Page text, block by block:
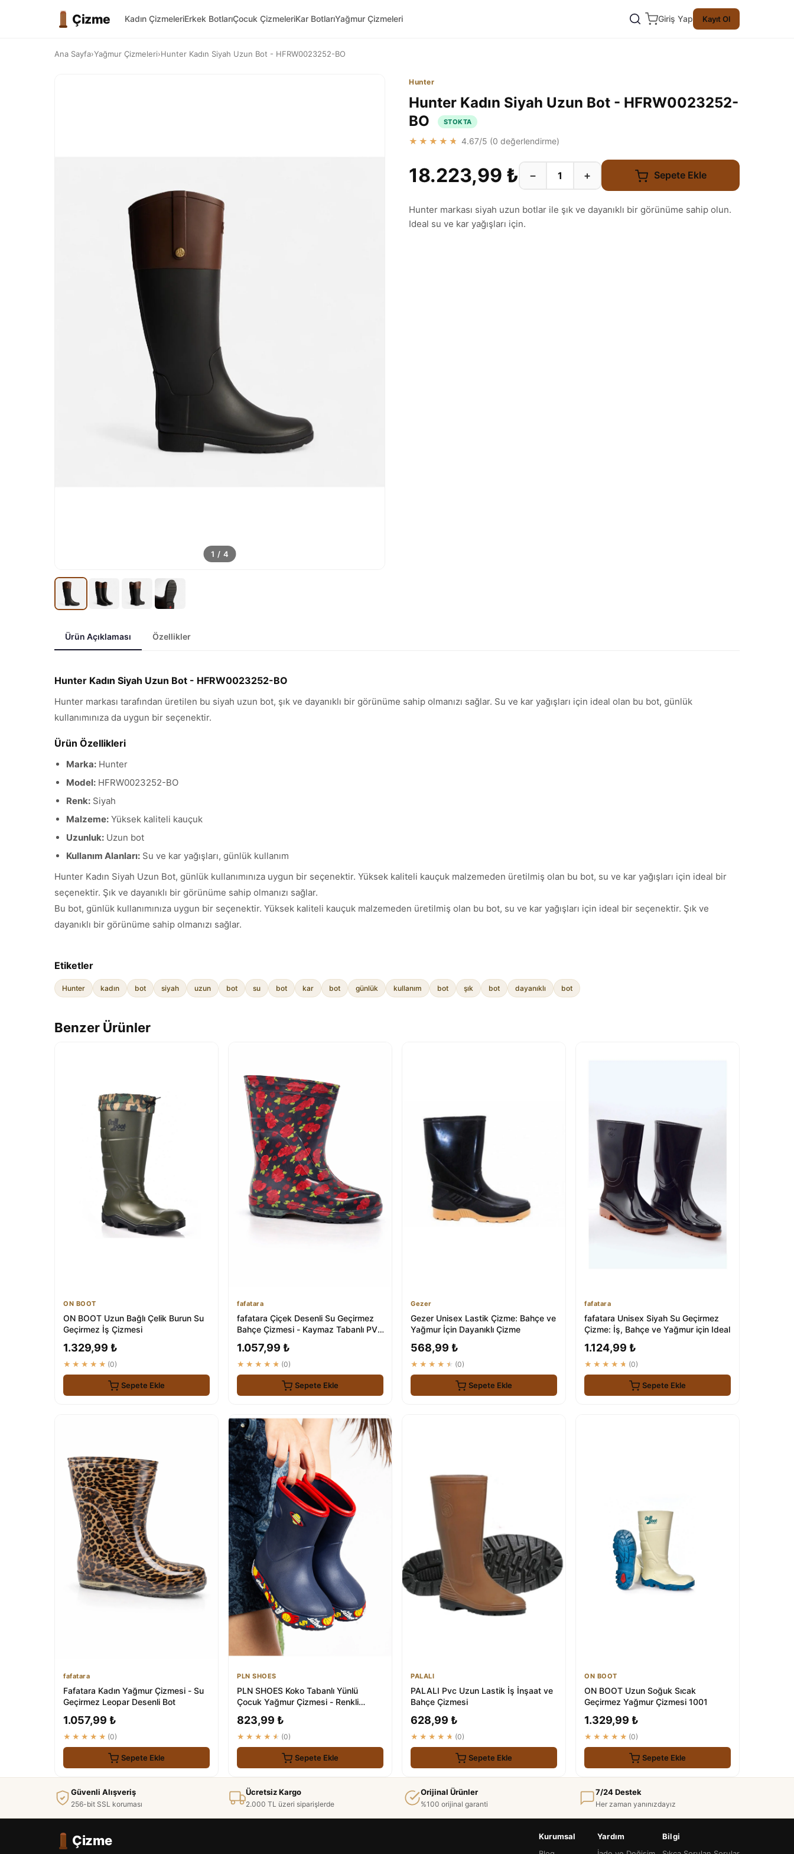
Çizme Kadın ÇizmeleriErkek BotlarıÇocuk ÇizmeleriKar BotlarıYağmur Çizmeleri Giriş Yap Kayıt Ol
Ana Sayfa›Yağmur Çizmeleri›Hunter Kadın Siyah Uzun Bot - HFRW0023252-BO
1 / 4
Hunter
Hunter Kadın Siyah Uzun Bot - HFRW0023252-
BO
STOKTA
★★★★★ 4.67/5 (0 değerlendirme)
18.223,99 ₺ − + Sepete Ekle
Hunter markası siyah uzun botlar ile şık ve dayanıklı bir görünüme sahip olun.
Ideal su ve kar yağışları için.
Ürün Açıklaması Özellikler
Hunter Kadın Siyah Uzun Bot - HFRW0023252-BO
Hunter markası tarafından üretilen bu siyah uzun bot, şık ve dayanıklı bir görünüme sahip olmanızı sağlar. Su ve kar yağışları için ideal olan bu bot, günlük
kullanımınıza da uygun bir seçenektir.
Ürün Özellikleri
Marka: Hunter
Model: HFRW0023252-BO
Renk: Siyah
Malzeme: Yüksek kaliteli kauçuk
Uzunluk: Uzun bot
Kullanım Alanları: Su ve kar yağışları, günlük kullanım
Hunter Kadın Siyah Uzun Bot, günlük kullanımınıza uygun bir seçenektir. Yüksek kaliteli kauçuk malzemeden üretilmiş olan bu bot, su ve kar yağışları için ideal bir
seçenektir. Şık ve dayanıklı bir görünüme sahip olmanızı sağlar.
Bu bot, günlük kullanımınıza uygun bir seçenektir. Yüksek kaliteli kauçuk malzemeden üretilmiş olan bu bot, su ve kar yağışları için ideal bir seçenektir. Şık ve
dayanıklı bir görünüme sahip olmanızı sağlar.
Etiketler
Hunter kadın bot siyah uzun bot su bot kar bot günlük kullanım bot şık bot dayanıklı bot
Benzer Ürünler
ON BOOT
ON BOOT Uzun Bağlı Çelik Burun Su
Geçirmez İş Çizmesi
1.329,99 ₺
★★★★★ (0)
Sepete Ekle
fafatara
fafatara Çiçek Desenli Su Geçirmez
Bahçe Çizmesi - Kaymaz Tabanlı PVC
1.057,99 ₺
★★★★★ (0)
Sepete Ekle
Gezer
Gezer Unisex Lastik Çizme: Bahçe ve
Yağmur İçin Dayanıklı Çizme
568,99 ₺
★★★★★ (0)
Sepete Ekle
fafatara
fafatara Unisex Siyah Su Geçirmez
Çizme: İş, Bahçe ve Yağmur için Ideal
1.124,99 ₺
★★★★★ (0)
Sepete Ekle
fafatara
Fafatara Kadın Yağmur Çizmesi - Su
Geçirmez Leopar Desenli Bot
1.057,99 ₺
★★★★★ (0)
Sepete Ekle
PLN SHOES
PLN SHOES Koko Tabanlı Yünlü
Çocuk Yağmur Çizmesi - Renkli
823,99 ₺
★★★★★ (0)
Sepete Ekle
PALALI
PALALI Pvc Uzun Lastik İş İnşaat ve
Bahçe Çizmesi
628,99 ₺
★★★★★ (0)
Sepete Ekle
ON BOOT
ON BOOT Uzun Soğuk Sıcak
Geçirmez Yağmur Çizmesi 1001
1.329,99 ₺
★★★★★ (0)
Sepete Ekle
Güvenli Alışveriş
256-bit SSL koruması
Ücretsiz Kargo
2.000 TL üzeri siparişlerde
Orijinal Ürünler
%100 orijinal garanti
7/24 Destek
Her zaman yanınızdayız
Çizme
Kurumsal
Yardım
Bilgi